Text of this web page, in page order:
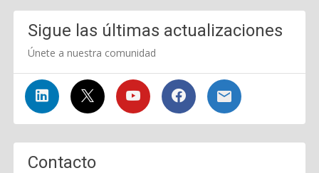
Sigue las últimas actualizaciones
Únete a nuestra comunidad
Contacto